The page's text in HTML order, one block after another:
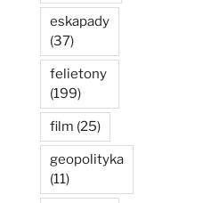
eskapady
(37)
felietony
(199)
film (25)
geopolityka
(11)